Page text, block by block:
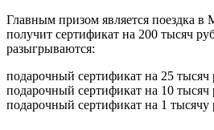
Главным призом является поездка
получит сертификат на 200 тысяч
разыгрываются:
подарочный сертификат на 25 тысяч
подарочный сертификат на 10 тысяч
подарочный сертификат на 1 тысячу